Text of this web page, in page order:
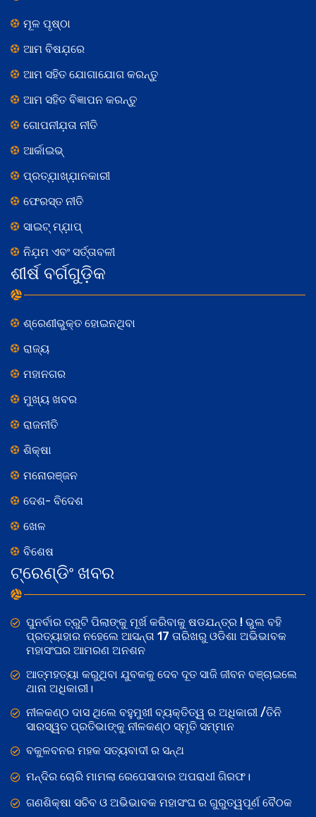
ମୂଳ ପୃଷ୍ଠା
ଆମ ବିଷଯ଼ରେ
ଆମ ସହିତ ଯୋଗାଯୋଗ କରନ୍ତୁ
ଆମ ସହିତ ବିଜ୍ଞାପନ କରନ୍ତୁ
ଗୋପନୀଯ଼ତା ନୀତି
ଆର୍କାଇଭ୍
ପ୍ରତ୍ଯ଼ାଖ୍ଯ଼ାନକାରୀ
ଫେରସ୍ତ ନୀତି
ସାଇଟ୍ ମ୍ଯ଼ାପ୍
ନିଯ଼ମ ଏବଂ ସର୍ତ୍ତାବଳୀ
ଶୀର୍ଷ ବର୍ଗଗୁଡ଼ିକ
ଶ୍ରେଣୀଭୁକ୍ତ ହୋଇନଥିବା
ରାଜ୍ୟ
ମହାନଗର
ମୁଖ୍ୟ ଖବର
ରାଜନୀତି
ଶିକ୍ଷା
ମନୋରଞ୍ଜନ
ଦେଶ- ବିଦେଶ
ଖେଳ
ବିଶେଷ
ଟ୍ରେଣ୍ଡିଂ ଖବର
ପୁନର୍ବାର ତ୍ରୁଟି ପିଲାଙ୍କୁ ମୂର୍ଖ କରିବାକୁ ଷଡଯନ୍ତ୍ର ! ଭୁଲ ବହି
ପ୍ରତ୍ୟାହାର ନହେଲେ ଆସନ୍ତା 17 ତାରିଖରୁ ଓଡିଶା ଅଭିଭାବକ
ମହାସଂଘର ଆମରଣ ଅନଶନ
ଆତ୍ମହତ୍ୟା କରୁଥିବା ଯୁବକକୁ ଦେବ ଦୂତ ସାଜି ଜୀବନ ବଞ୍ଚାଇଲେ
ଥାନା ଅଧିକାରୀ।
ନୀଳକଣ୍ଠ ଦାସ ଥିଲେ ବହୁମୁଖୀ ବ୍ୟକ୍ତିତ୍ୱ ର ଅଧିକାରୀ /ତିନି
ସାରସ୍ୱତ ପ୍ରତିଭାଙ୍କୁ ନୀଳକଣ୍ଠ ସ୍ମୃତି ସମ୍ମାନ
ବକୁଳବନର ମହକ ସତ୍ୟବାଦୀ ର ସନ୍ଥ
ମନ୍ଦିର ଚୋରି ମାମଲା ରେପେସାଦାର ଅପରାଧୀ ଗିରଫ।
ଗଣଶିକ୍ଷା ସଚିବ ଓ ଅଭିଭାବକ ମହାସଂଘ ର ଗୁରୁତ୍ୱପୂର୍ଣ ବୈଠକ